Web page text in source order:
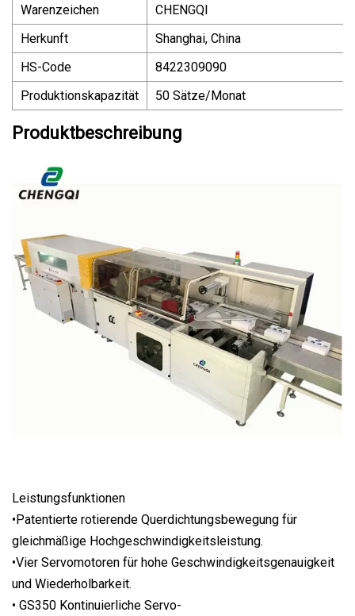
Warenzeichen
CHENGQI
Herkunft
Shanghai, China
HS-Code
8422309090
Produktionskapazität
50 Sätze/Monat
Produktbeschreibung
Leistungsfunktionen
•Patentierte rotierende Querdichtungsbewegung für
gleichmäßige Hochgeschwindigkeitsleistung.
•Vier Servomotoren für hohe Geschwindigkeitsgenauigkeit
und Wiederholbarkeit.
• GS350 Kontinuierliche Servo-